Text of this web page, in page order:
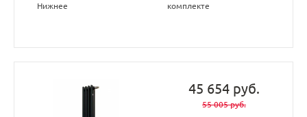
Нижнее
комплекте
45 654 руб.
55 005 руб.